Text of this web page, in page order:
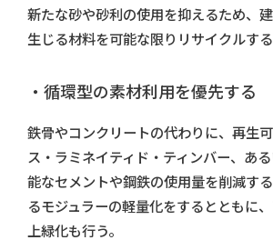
新たな砂や砂利の使用を抑えるため、
生じる材料を可能な限りリサイクルする
・循環型の素材利用を優先する
鉄骨やコンクリートの代わりに、再生
ス・ラミネイティド・ティンバー、あ
能なセメントや鋼鉄の使用量を削減す
るモジュラーの軽量化をするとともに
上緑化も行う。